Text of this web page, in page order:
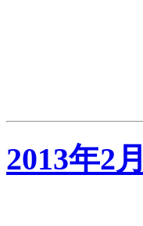
2013年2